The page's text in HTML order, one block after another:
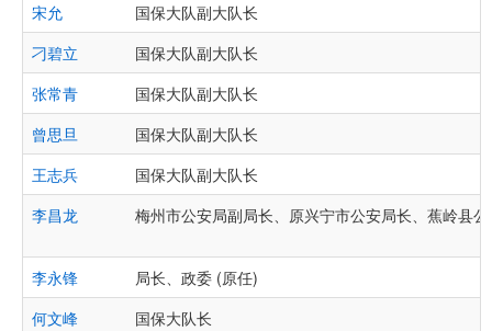
宋允
国保大队副大队长
刁碧立
国保大队副大队长
张常青
国保大队副大队长
曾思旦
国保大队副大队长
王志兵
国保大队副大队长
李昌龙
梅州市公安局副局长、原兴宁市公安局长、蕉岭县
李永锋
局长、政委 (原任)
何文峰
国保大队长